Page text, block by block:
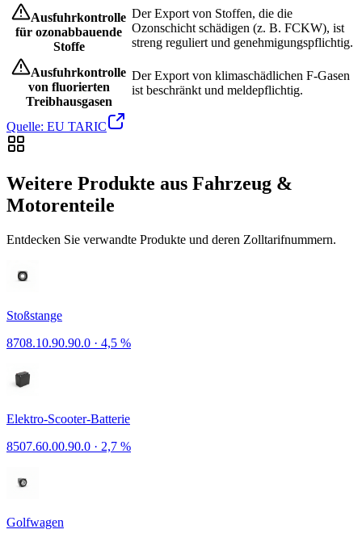
Ausfuhrkontrolle
für ozonabbauende
Stoffe
Der Export von Stoffen, die die
Ozonschicht schädigen (z. B. FCKW), ist
streng reguliert und genehmigungspflichtig.
Ausfuhrkontrolle
von fluorierten
Treibhausgasen
Der Export von klimaschädlichen F-Gasen
ist beschränkt und meldepflichtig.
Quelle: EU TARIC
Weitere Produkte aus Fahrzeug &
Motorenteile
Entdecken Sie verwandte Produkte und deren Zolltarifnummern.
Stoßstange
8708.10.90.90.0 · 4,5 %
Elektro-Scooter-Batterie
8507.60.00.90.0 · 2,7 %
Golfwagen